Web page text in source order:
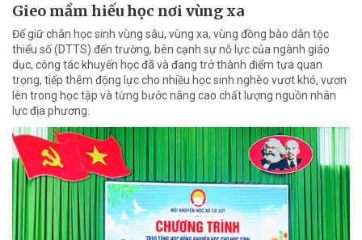
Gieo mầm hiếu học nơi vùng xa
Để giữ chân học sinh vùng sâu, vùng xa, vùng đồng bào dân tộc
thiểu số (DTTS) đến trường, bên cạnh sự nỗ lực của ngành giáo
dục, công tác khuyến học đã và đang trở thành điểm tựa quan
trọng, tiếp thêm động lực cho nhiều học sinh nghèo vượt khó, vươn
lên trong học tập và từng bước nâng cao chất lượng nguồn nhân
lực địa phương.